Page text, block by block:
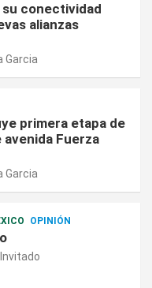
conectividad
alianzas
Garcia
primera etapa de
Fuerza
Garcia
OPINIÓN